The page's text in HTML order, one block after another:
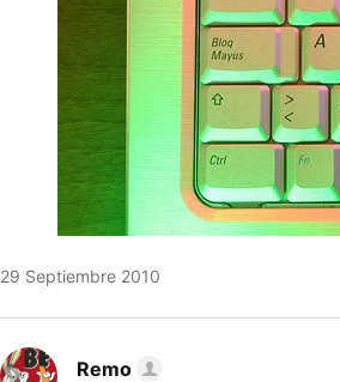
29 Septiembre 2010
Remo